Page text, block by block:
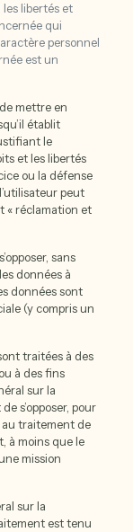
libertés et
qui
personnel
est un
mettre en
établit
le
et les libertés
ou la défense
peut
« réclamation et
sans
données à
données sont
(y compris un
traitées à des
à des fins
sur la
s’opposer, pour
au traitement de
à moins que le
mission
sur la
est tenu